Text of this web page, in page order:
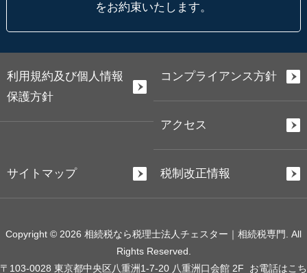
をお約束いたします。
利用規約及び個人情報
保護方針
コンプライアンス方針
アクセス
サイトマップ 税制改正情報
Copyright © 2026 相続税なら税理士法人チェスター｜相続税専門. All
Rights Reserved.
〒103-0028 東京都中央区八重洲1-7-20 八重洲口会館 2F お電話はこち